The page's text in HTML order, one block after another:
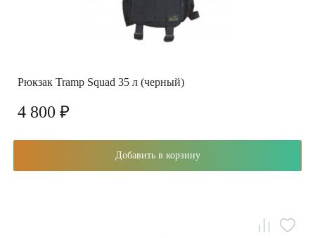
Рюкзак Tramp Squad 35 л (черный)
4 800 ₽
Добавить в корзину